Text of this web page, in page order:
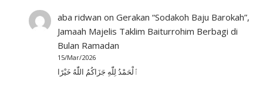
aba ridwan onGerakan “Sodakoh Baju Barokah”,
Jamaah Majelis Taklim Baiturrohim Berbagi di
Bulan Ramadan
15/Mar/2026
ٱلْحَمْدُ لِلّٰهِ جَزَاكُمُ اللّٰهُ خَيْرًا